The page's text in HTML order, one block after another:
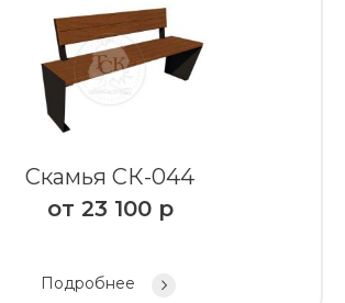
Скамья СК-044
от 23 100 р
Подробнее